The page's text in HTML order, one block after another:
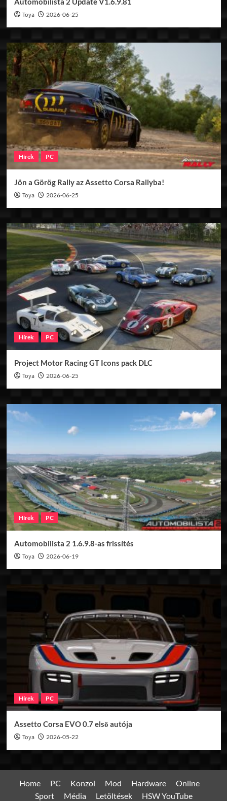
Toya 2026-06-25
Hírek PC
Jön a Görög Rally az Assetto Corsa Rallyba!
Toya 2026-06-25
Hírek PC
Project Motor Racing GT Icons pack DLC
Toya 2026-06-25
Hírek PC
Automobilista 2 1.6.9.8-as frissítés
Toya 2026-06-19
Hírek PC
Assetto Corsa EVO 0.7 első autója
Toya 2026-05-22
Home PC Konzol Mod Hardware
Online
Sport
Média Letöltések HSW YouTube